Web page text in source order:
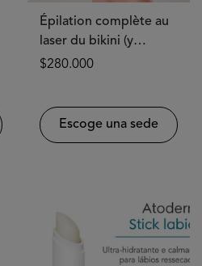
Épilation complète au
laser du bikini (y
compris le pubis) - 1
Prix
habituel
$280.000
Escoge una sede